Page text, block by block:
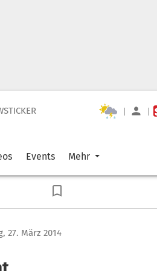
| |
Events Mehr
27. März 2014